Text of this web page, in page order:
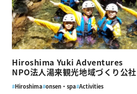
Hiroshima Yuki Adventures
NPO法人湯来観光地域づくり公社
#Hiroshima#onsen・spa#Activities